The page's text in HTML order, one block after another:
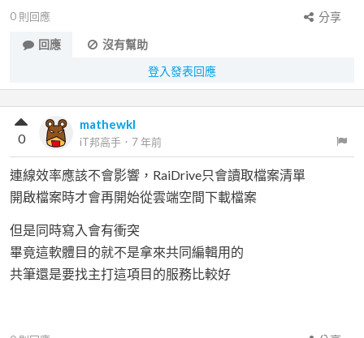
0 則回應
分享
回應
沒有幫助
登入發表回應
mathewkl
iT邦高手 ． 7 年前
0
連線效率應該不會影響，RaiDrive只會讀取檔案清單
開啟檔案時才會再開始從雲端空間下載檔案
但是同時寫入會有衝突
畢竟這軟體目的就不是拿來共同編輯用的
共筆還是要找主打這項目的服務比較好